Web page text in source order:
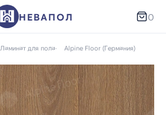
НЕВАПОЛ 0
Ламинат для пола Alpine Floor (Германия)